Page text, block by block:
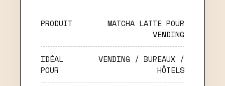
PRODUIT
MATCHA LATTE POUR
VENDING
IDÉAL
POUR
VENDING / BUREAUX /
HÔTELS